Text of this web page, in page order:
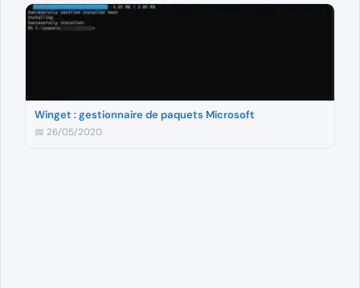
Winget : gestionnaire de paquets Microsoft
📅 26/05/2020